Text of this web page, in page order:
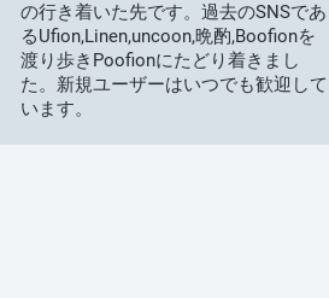
の行き着いた先です。過去のSNSであ
るUfion,Linen,uncoon,晩酌,Boofionを
渡り歩きPoofionにたどり着きまし
た。新規ユーザーはいつでも歓迎して
います。